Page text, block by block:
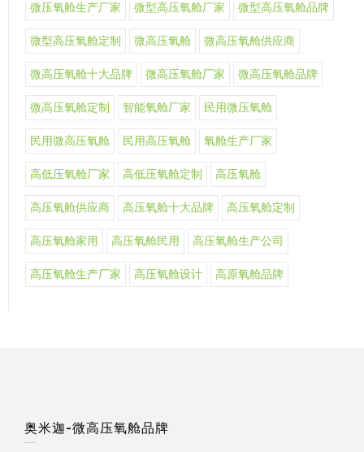
微压氧舱生产厂家 微型高压氧舱厂家 微型高压氧舱品牌
微型高压氧舱定制 微高压氧舱 微高压氧舱供应商
微高压氧舱十大品牌 微高压氧舱厂家 微高压氧舱品牌
微高压氧舱定制 智能氧舱厂家 民用微压氧舱
民用微高压氧舱 民用高压氧舱 氧舱生产厂家
高低压氧舱厂家 高低压氧舱定制 高压氧舱
高压氧舱供应商 高压氧舱十大品牌 高压氧舱定制
高压氧舱家用 高压氧舱民用 高压氧舱生产公司
高压氧舱生产厂家 高压氧舱设计 高原氧舱品牌
奥米迦-微高压氧舱品牌